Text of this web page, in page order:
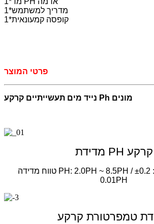
1*מדריך למשתמש
1*קופסה קמעונאית
פרטי המוצר
נייד מים תעשייתיים קרקע Ph מונים
מדידת PH קרקע
טווח מדידה PH: 2.0PH ~ 8.5PH / דיוק: ±0.2PH רזולוציה:
0.01PH
טמפרטורת קרקע